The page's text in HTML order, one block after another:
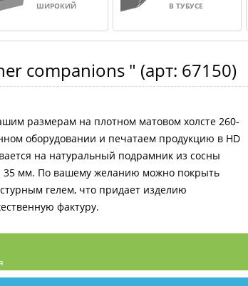
ШИРОКИЙ В ТУБУСЕ
companions " (арт: 67150)
размерам на плотном матовом холсте 260-
оборудовании и печатаем продукцию в HD
на натуральный подрамник из сосны
35 мм. По вашему желанию можно покрыть
гелем, что придает изделию
фактуру.